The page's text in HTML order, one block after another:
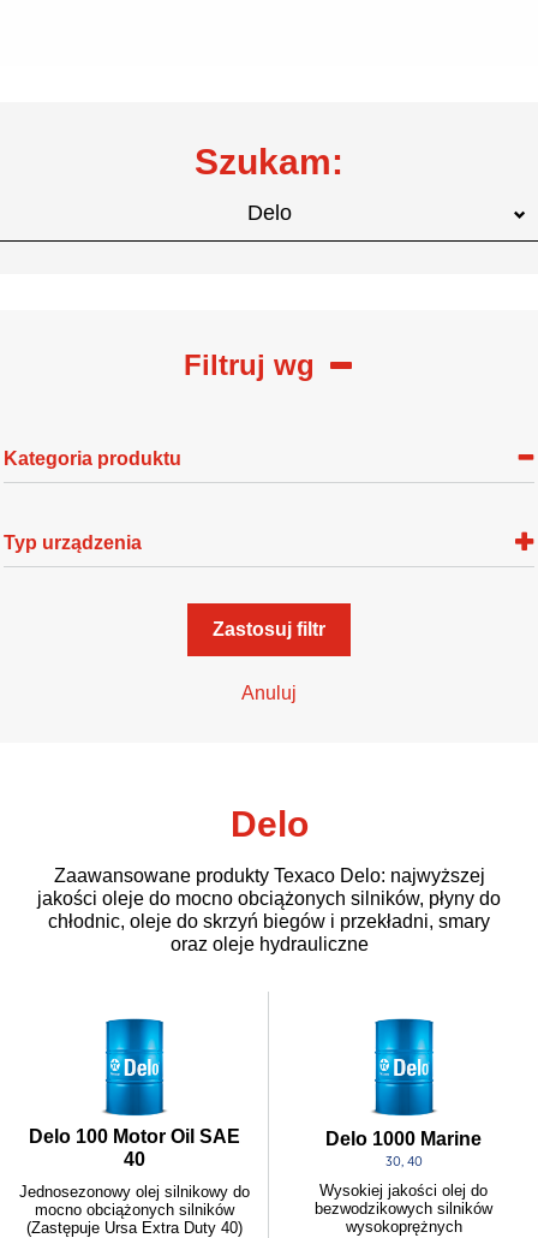
Szukam:
Delo
Filtruj wg
Kategoria produktu
Typ urządzenia
Zastosuj filtr
Anuluj
Delo
Zaawansowane produkty Texaco Delo: najwyższej
jakości oleje do mocno obciążonych silników, płyny do
chłodnic, oleje do skrzyń biegów i przekładni, smary
oraz oleje hydrauliczne
Delo 100 Motor Oil SAE
40
Jednosezonowy olej silnikowy do
mocno obciążonych silników
(Zastępuje Ursa Extra Duty 40)
Delo 1000 Marine
30, 40
Wysokiej jakości olej do
bezwodzikowych silników
wysokoprężnych